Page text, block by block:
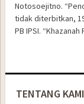
Notosoejitno.
tidak diterbitkan,
PB IPSI.
TENTANG KAMI